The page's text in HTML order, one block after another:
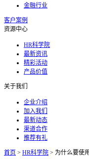
金融行业
客户案例
资源中心
HR科学院
最新资讯
精彩活动
产品价值
关于我们
企业介绍
加入我们
最新动态
渠道合作
推荐有礼
首页 > HR科学院 > 为什么要使